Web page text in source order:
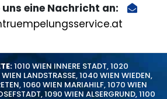
uns eine Nachricht an:
1010 WIEN INNERE STADT,1020
LANDSTRASSE,1040 WIEN WIEDEN,
,1060 WIEN MARIAHILF,1070 WIEN
,1090 WIEN ALSERGRUND,1100